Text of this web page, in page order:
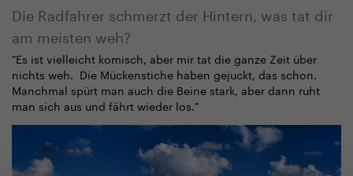
Die Radfahrer schmerzt der Hintern, was tat dir
am meisten weh?
"Es ist vielleicht komisch, aber mir tat die ganze Zeit über
nichts weh. Die Mückenstiche haben gejuckt, das schon.
Manchmal spürt man auch die Beine stark, aber dann ruht
man sich aus und fährt wieder los."